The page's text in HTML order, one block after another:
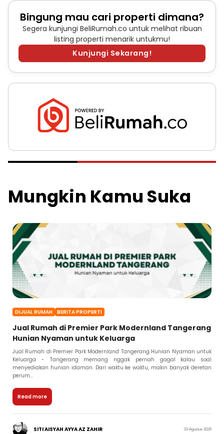
Bingung mau cari properti dimana?
Segera kunjungi BeliRumah.co untuk melihat ribuan
listing properti menarik untukmu!
Kunjungi Sekarang!
Mungkin Kamu Suka
DIJUAL RUMAH BERITA PROPERTI
Jual Rumah di Premier Park Modernland Tangerang
Hunian Nyaman untuk Keluarga
Jual Rumah di Premier Park Modernland Tangerang Hunian Nyaman untuk
Keluarga - Tangerang memang nggak pernah gagal kalau soal
menyediakan hunian idaman. Dari waktu ke waktu, makin banyak deretan
perum...
Read more
SITI AISYAH AYYA AZ ZAHIR 03 Agustus 2026